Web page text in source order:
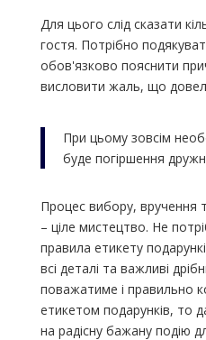
Для цього слід сказати
гостя. Потрібно
обов'язково пояснити
висловити жаль, що
При цьому зовсім
буде погіршення
Процес вибору, вручення
– ціле мистецтво. Не
правила етикету
всі деталі та важливі
поважатиме і правильно
етикетом подарунків, то
на радісну бажану подію